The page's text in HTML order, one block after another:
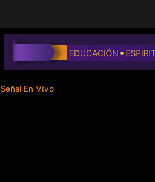
Señal En Vivo